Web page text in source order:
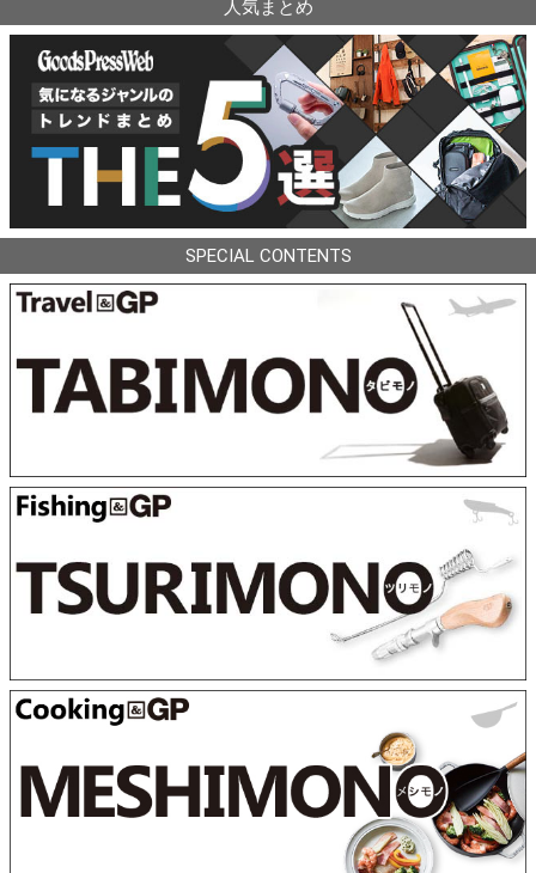
人気まとめ
SPECIAL CONTENTS